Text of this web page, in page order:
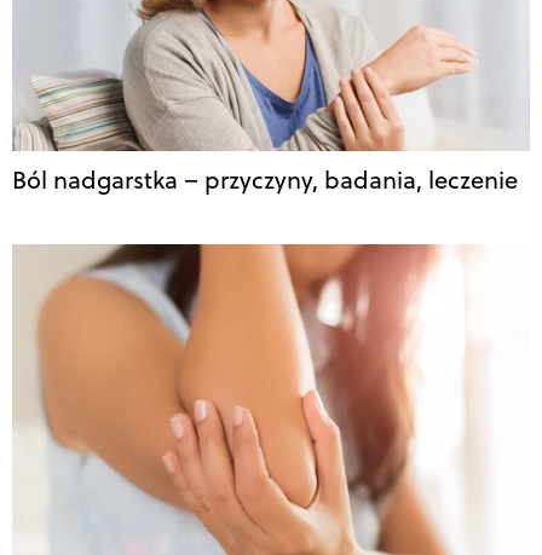
Ból nadgarstka – przyczyny, badania, leczenie